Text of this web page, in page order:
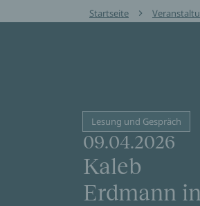
Startseite
Lesung und Gespräch
09.04.2026
Kaleb
Erdmann in